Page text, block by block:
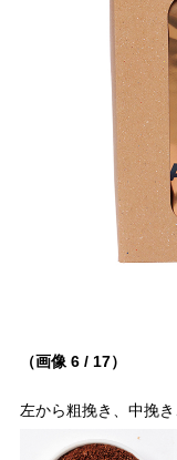
（画像 6 / 17）
左から粗挽き、中挽き